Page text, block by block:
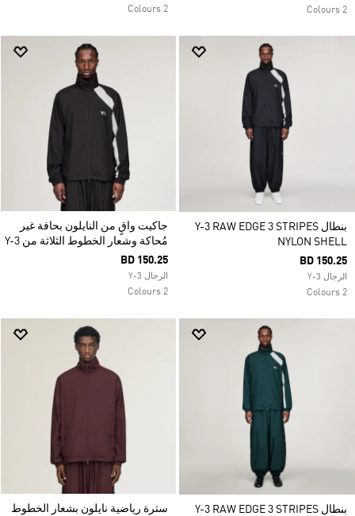
2 Colours
2 Colours
بنطال Y-3 RAW EDGE 3 STRIPES
NYLON SHELL
BD 150.25
الرجال Y-3
2 Colours
جاكيت واقٍ من النايلون بحافة غير
مُحاكة وشعار الخطوط الثلاثة من Y-3
BD 150.25
الرجال Y-3
2 Colours
بنطال Y-3 RAW EDGE 3 STRIPES
سترة رياضية نايلون بشعار الخطوط